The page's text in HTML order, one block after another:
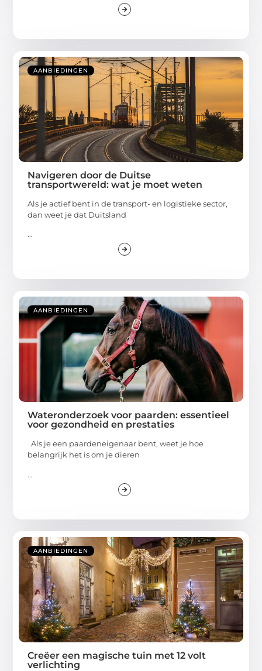
AANBIEDINGEN
Navigeren door de Duitse
transportwereld: wat je moet weten
Als je actief bent in de transport- en logistieke sector,
dan weet je dat Duitsland
...
AANBIEDINGEN
Wateronderzoek voor paarden: essentieel
voor gezondheid en prestaties
Als je een paardeneigenaar bent, weet je hoe
belangrijk het is om je dieren
...
AANBIEDINGEN
Creëer een magische tuin met 12 volt
verlichting